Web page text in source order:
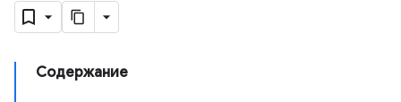
Содержание